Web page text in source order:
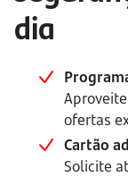
dia
ofertas
Cartão
Solicite